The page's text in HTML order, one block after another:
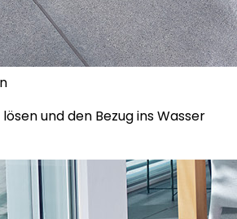
und den Bezug ins Wasser